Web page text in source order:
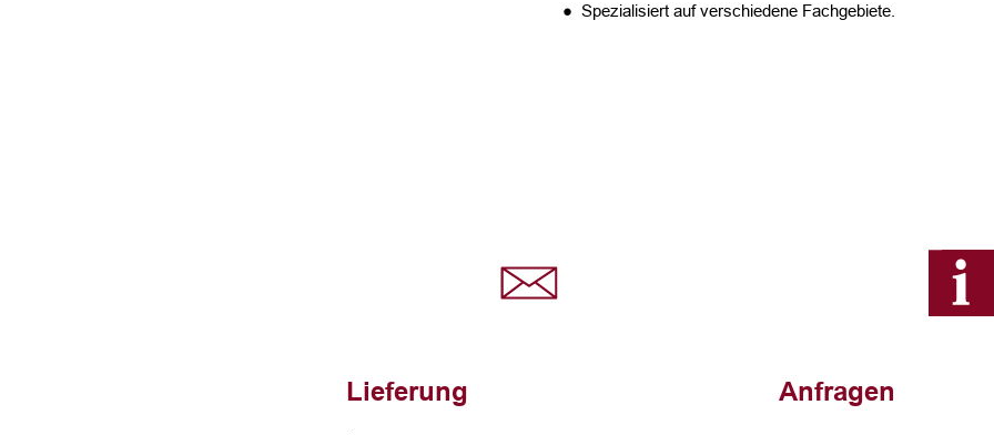
● Spezialisiert auf verschiedene Fachgebiete.
Lieferung Anfragen